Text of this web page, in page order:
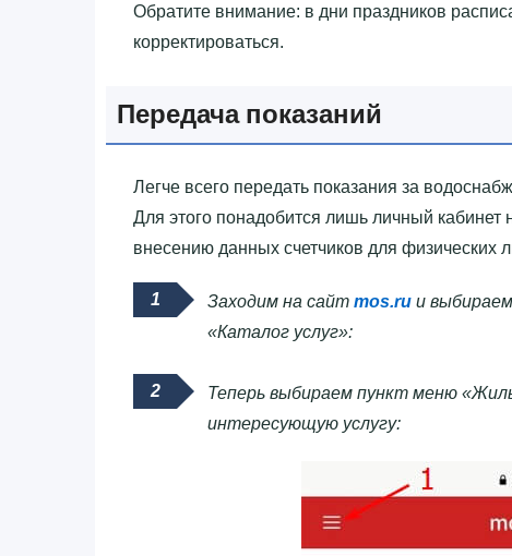
Обратите внимание: в дни праздников
корректироваться.
Передача показаний
Легче всего передать показания за
Для этого понадобится лишь личный кабинет
внесению данных счетчиков для физических
Заходим на сайт mos.ru и
«Каталог услуг»:
Теперь выбираем пункт меню
интересующую услугу: